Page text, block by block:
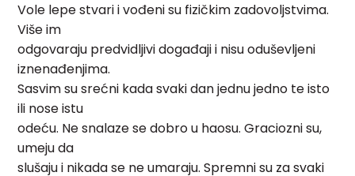
Vole lepe stvari i vođeni su fizičkim zadovoljstvima.
Više im
odgovaraju predvidljivi događaji i nisu oduševljeni
iznenađenjima.
Sasvim su srećni kada svaki dan jednu jedno te isto
ili nose istu
odeću. Ne snalaze se dobro u haosu. Graciozni su,
umeju da
slušaju i nikada se ne umaraju. Spremni su za svaki